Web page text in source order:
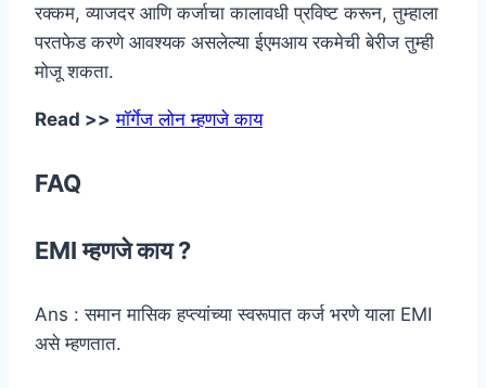
रक्कम, व्याजदर आणि कर्जाचा कालावधी प्रविष्ट करून, तुम्हाला
परतफेड करणे आवश्यक असलेल्या ईएमआय रकमेची बेरीज तुम्ही
मोजू शकता.
Read >> मॉर्गेज लोन म्हणजे काय
FAQ
EMI म्हणजे काय ?
Ans : समान मासिक हप्त्यांच्या स्वरूपात कर्ज भरणे याला EMI
असे म्हणतात.